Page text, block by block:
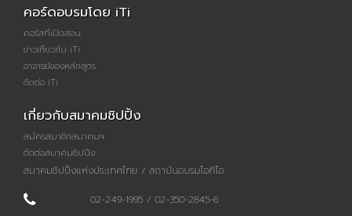
คอร์ดอบรมโดย iTi
คอร์สที่เปิดสอน
ข่าวเกี่ยวกับ iTi
อาจารย์ของหลักสูตร
ติดต่อ iTi
เกี่ยวกับสมาคมชิปปิ้ง
สมัครสมาชิกสมาคมฯ
ติดต่อสมาคมชิปปิ้ง
สมาคมชิปปิ้งแห่งประเทศไทย / สถาบันอบรมไอทีไอ
: 02-249-1995 / 02-350-2845-6